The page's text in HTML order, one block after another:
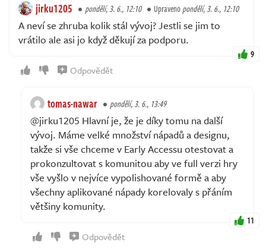
jirku1205 pondělí, 3. 6., 12:10 Upravenopondělí, 3. 6., 12:10
A neví se zhruba kolik stál vývoj? Jestli se jim to
vrátilo ale asi jo když děkují za podporu.
9
Odpovědět
tomas-nawar pondělí, 3. 6., 13:49
@jirku1205 Hlavní je, že je díky tomu na další
vývoj. Máme velké množství nápadů a designu,
takže si vše chceme v Early Accessu otestovat a
prokonzultovat s komunitou aby ve full verzi hry
vše vyšlo v nejvíce vypolishované formě a aby
všechny aplikované nápady korelovaly s přáním
většiny komunity.
11
Odpovědět